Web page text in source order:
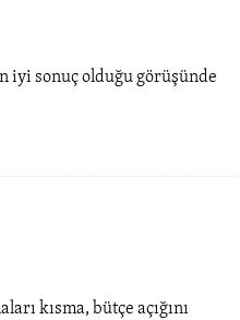
iyi sonuç olduğu görüşünde
kısma, bütçe açığını